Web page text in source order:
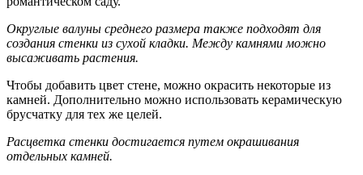
Округлые валуны среднего размера также подходят для
создания стенки из сухой кладки. Между камнями можно
высаживать растения.
Чтобы добавить цвет стене, можно окрасить некоторые из
камней. Дополнительно можно использовать керамическую
брусчатку для тех же целей.
Расцветка стенки достигается путем окрашивания
отдельных камней.